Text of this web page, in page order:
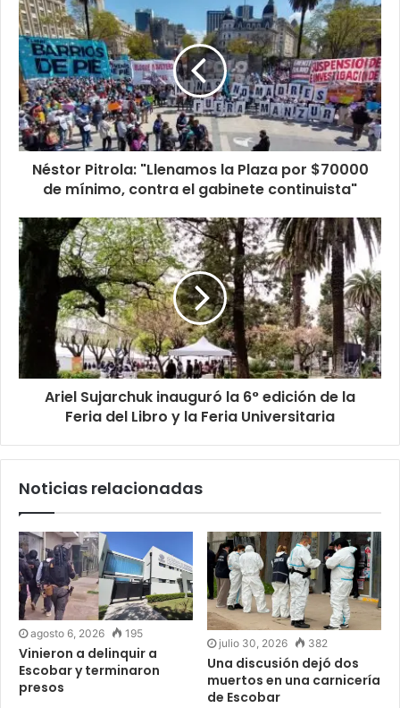
Néstor Pitrola: "Llenamos la Plaza por $70000
de mínimo, contra el gabinete continuista"
Ariel Sujarchuk inauguró la 6° edición de la
Feria del Libro y la Feria Universitaria
Noticias relacionadas
agosto 6, 2026 195
Vinieron a delinquir a
Escobar y terminaron
presos
julio 30, 2026 382
Una discusión dejó dos
muertos en una carnicería
de Escobar